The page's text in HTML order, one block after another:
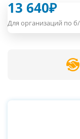
13 640₽
Для организаций по